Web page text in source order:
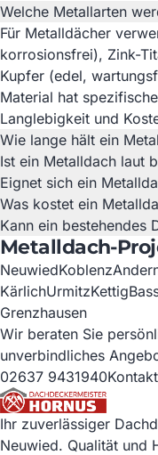
Welche Metallarten
Für Metalldächer
korrosionsfrei), Zink-
Kupfer (edel,
Material hat
Langlebigkeit und
Wie lange hält ein
Ist ein Metalldach laut
Eignet sich ein
Was kostet ein
Kann ein bestehendes
Metalldach-
NeuwiedKoblenz
KärlichUrmitzKettig
Grenzhausen
Wir beraten Sie
unverbindliches
02637 9431940
Ihr zuverlässiger
Neuwied. Qualität und